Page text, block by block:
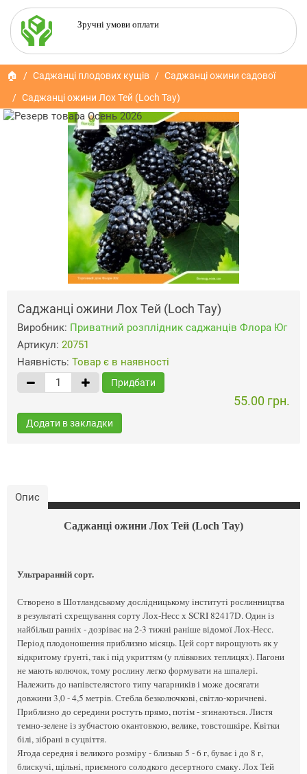
Зручні умови оплати
🏠 Саджанці плодових кущів
Саджанці ожини садової
Саджанці ожини Лох Тей (Loch Tay)
Саджанці ожини Лох Тей (Loch Tay)
Виробник: Приватний розплідник саджанців Флора Юг
Артикул: 20751
Наявність: Товар є в наявності
Придбати
55.00 грн.
Додати в закладки
Опис
Саджанці ожини Лох Тей (Loch Tay)
Ультраранній сорт.
Створено в Шотландському дослідницькому інституті рослинництва
в результаті схрещування сорту Лох-Несс х SCRI 82417D. Один із
найбільш ранніх - дозріває на 2-3 тижні раніше відомої Лох-Несс.
Період плодоношення приблизно місяць. Цей сорт вирощують як у
відкритому ґрунті, так і під укриттям (у плівкових теплицях). Пагони
не мають колючок, тому рослину легко формувати на шпалері.
Належить до напівстелястого типу чагарників і може досягати
довжини 3,0 - 4,5 метрів. Стебла безколючкові, світло-коричневі.
Приблизно до середини ростуть прямо, потім - згинаються. Листя
темно-зелене із зубчастою окантовкою, велике, товстошкіре. Квітки
білі, зібрані в суцвіття.
Ягода середня і великого розміру - близько 5 - 6 г, буває і до 8 г,
блискучі, щільні, приємного солодкого десертного смаку. Лох Тей